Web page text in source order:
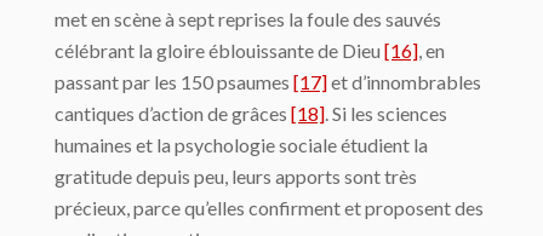
met en scène à sept reprises la foule des sauvés
célébrant la gloire éblouissante de Dieu [16] , en
passant par les 150 psaumes [17]et d’innombrables
cantiques d’action de grâces [18] . Si les sciences
humaines et la psychologie sociale étudient la
gratitude depuis peu, leurs apports sont très
précieux, parce qu’elles confirment et proposent des